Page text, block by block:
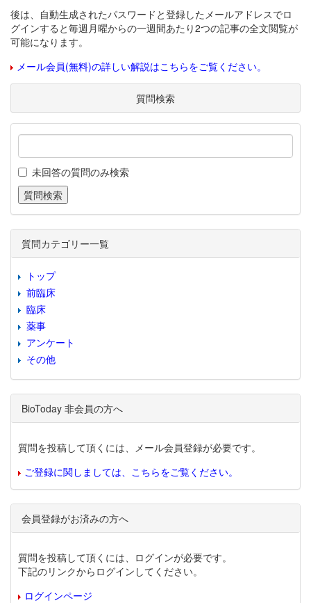
後は、自動生成されたパスワードと登録したメールアドレスでロ
グインすると毎週月曜からの一週間あたり2つの記事の全文閲覧が
可能になります。
メール会員(無料)の詳しい解説はこちらをご覧ください。
質問検索
未回答の質問のみ検索
質問カテゴリー一覧
トップ
前臨床
臨床
薬事
アンケート
その他
BioToday 非会員の方へ
質問を投稿して頂くには、メール会員登録が必要です。
ご登録に関しましては、こちらをご覧ください。
会員登録がお済みの方へ
質問を投稿して頂くには、ログインが必要です。
下記のリンクからログインしてください。
ログインページ